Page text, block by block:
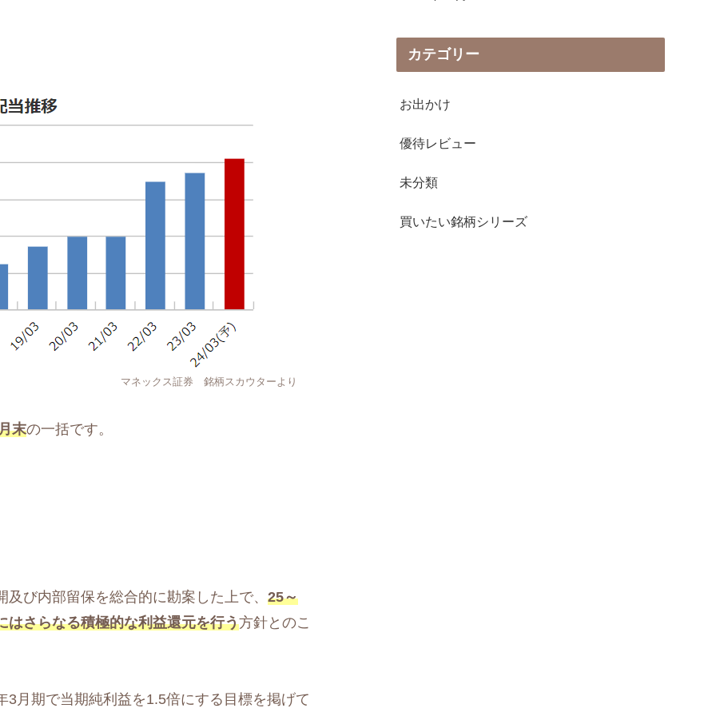
柄スカウターより
末の一括です。
び内部留保を総合的に勘案した上で、 25～
はさらなる積極的な利益還元を行う方針とのこ
月期で当期純利益を1.5倍にする目標を掲げて
カテゴリー
お出かけ
優待レビュー
未分類
買いたい銘柄シリーズ